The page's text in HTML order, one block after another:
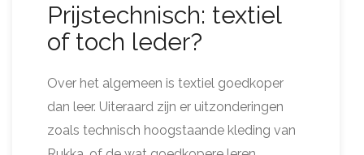
Prijstechnisch: textiel
of toch leder?
Over het algemeen is textiel goedkoper
dan leer. Uiteraard zijn er uitzonderingen
zoals technisch hoogstaande kleding van